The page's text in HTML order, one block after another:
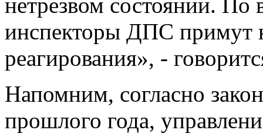
нетрезвом состоянии.
инспекторы ДПС примут
реагирования», -
Напомним, согласно
прошлого года,